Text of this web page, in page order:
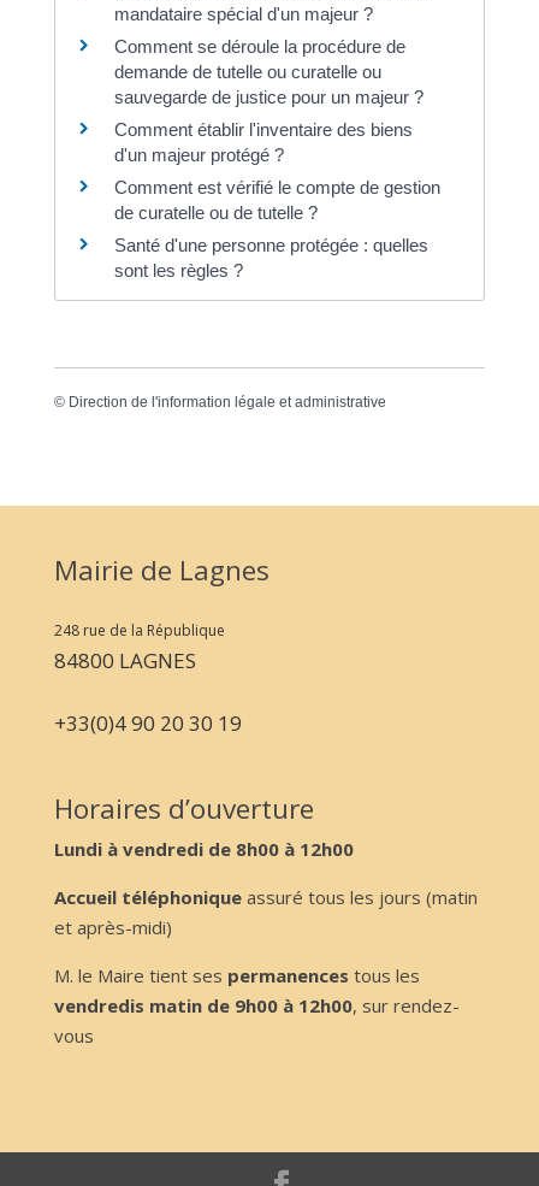
mandataire spécial d'un majeur ?
Comment se déroule la procédure de
demande de tutelle ou curatelle ou
sauvegarde de justice pour un majeur ?
Comment établir l'inventaire des biens
d'un majeur protégé ?
Comment est vérifié le compte de gestion
de curatelle ou de tutelle ?
Santé d'une personne protégée : quelles
sont les règles ?
© Direction de l'information légale et administrative
Mairie de Lagnes
248 rue de la République
84800 LAGNES
+33(0)4 90 20 30 19
Horaires d’ouverture
Lundi à vendredi de 8h00 à 12h00
Accueil téléphoniqueassuré tous les jours (matin
et après-midi)
M. le Maire tient ses permanences tous les
vendredis matin de 9h00 à 12h00, sur rendez-
vous